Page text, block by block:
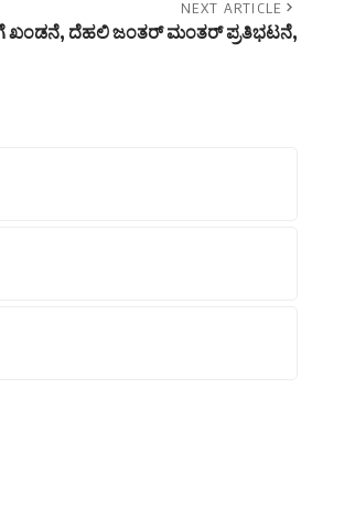
NEXT ARTICLE
ಖಂಡನೆ, ದೆಹಲಿ ಜಂತರ್ ಮಂತರ್ ಪ್ರತಿಭಟನೆ,